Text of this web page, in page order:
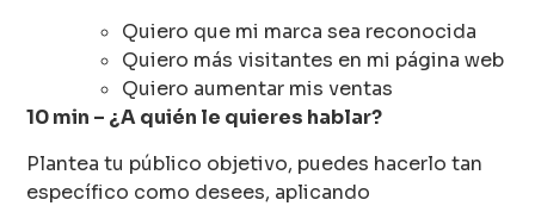
Quiero que mi marca sea reconocida
Quiero más visitantes en mi página web
Quiero aumentar mis ventas
10 min – ¿A quién le quieres hablar?
Plantea tu público objetivo, puedes hacerlo tan
específico como desees, aplicando